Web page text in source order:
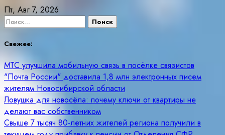
Skip
to
Пт, Авг 7, 2026
Найти:
Свежее:
МТС улучшила мобильную связь в посёлке связистов
"Почта России" доставила 1,8 млн электронных писем
жителям Новосибирской области
Ловушка для новосёла: почему ключи от квартиры не
делают вас собственником
Свыше 7 тысяч 80-летних жителей региона получили в